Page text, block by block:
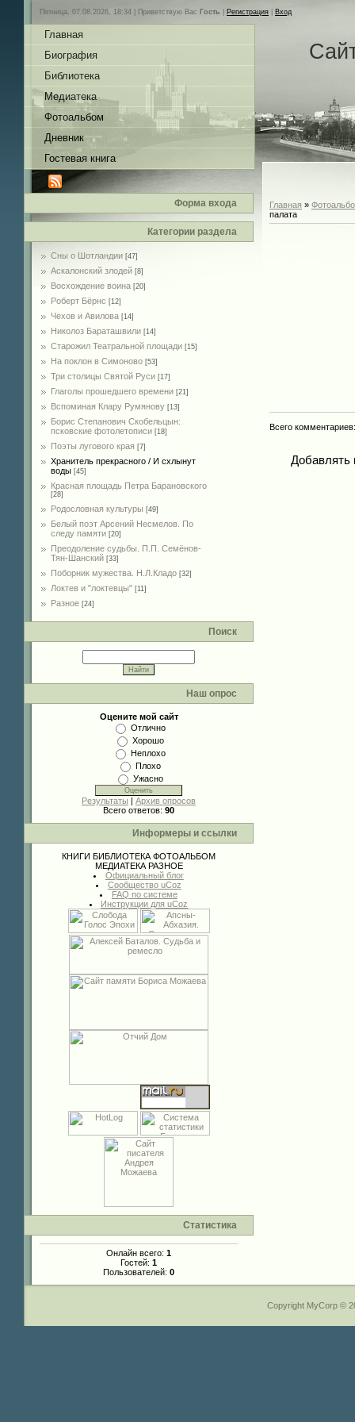
Пятница, 07.08.2026, 18:34 | Приветствую Вас Гость Регистрация Вход
Главная
Биография
Библиотека
Медиатека
Фотоальбом
Дневник
Гостевая книга
Форма входа
Категории раздела
Сны о Шотландии [47]
Аскалонский злодей [8]
Восхождение воина [20]
Роберт Бёрнс [12]
Чехов и Авилова [14]
Николоз Бараташвили [14]
Cтарожил Театральной площади [15]
На поклон в Симоново [53]
Три столицы Святой Руси [17]
Глаголы прошедшего времени [21]
Вспоминая Клару Румянову [13]
Борис Степанович Скобельцын:
псковские фотолетописи [18]
Поэты лугового края [7]
Хранитель прекрасного / И схлынут
воды [45]
Красная площадь Петра Барановского
[28]
Родословная культуры [49]
Белый поэт Арсений Несмелов. По
следу памяти [20]
Преодоление судьбы. П.П. Семёнов-
Тян-Шанский [33]
Поборник мужества. Н.Л.Кладо [32]
Локтев и "локтевцы" [11]
Разное [24]
Поиск
Наш опрос
Оцените мой сайт
Отлично
Хорошо
Неплохо
Плохо
Ужасно
Результаты | Архив опросов
Всего ответов: 90
Информеры и ссылки
КНИГИ БИБЛИОТЕКА ФОТОАЛЬБОМ
МЕДИАТЕКА РАЗНОЕ
Официальный блог
Сообщество uCoz
FAQ по системе
Инструкции для uCoz
Статистика
Онлайн всего: 1
Гостей: 1
Пользователей: 0
Главная »
палата
Всего комментариев
Добавлять
Copyright MyCorp ©